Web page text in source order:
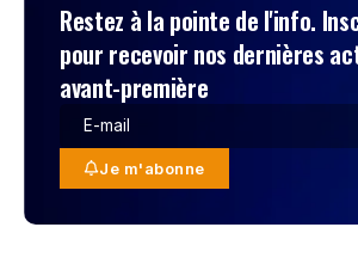
Restez à la pointe de l'info.
pour recevoir nos dernières
avant-première
Je m'abonne